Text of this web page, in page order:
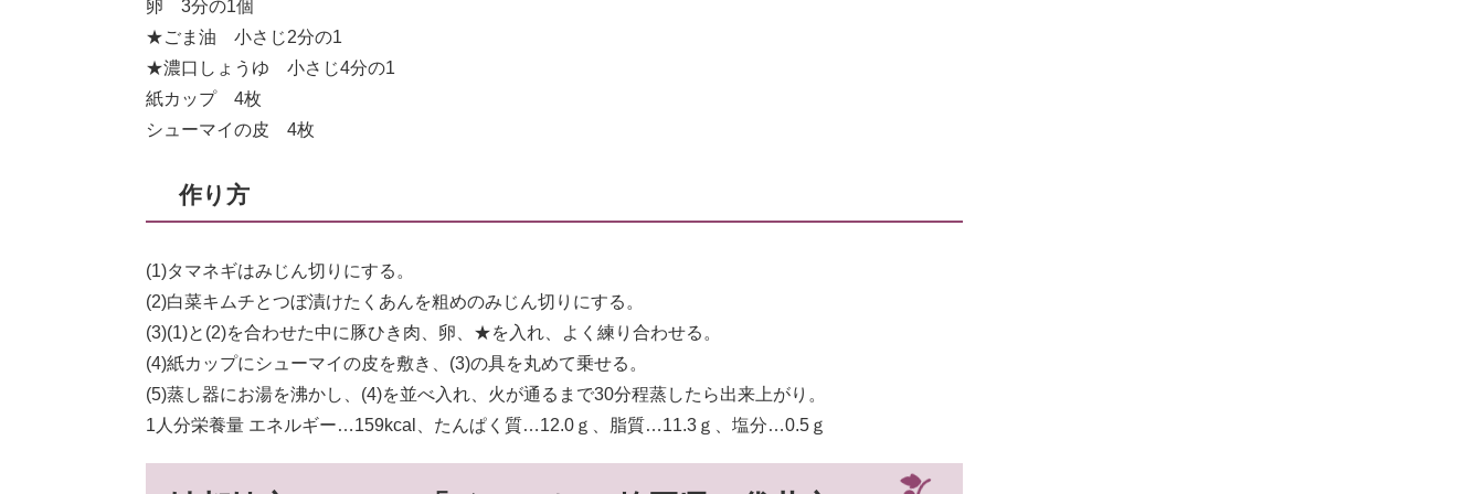
卵 3分の1個
★ごま油 小さじ2分の1
★濃口しょうゆ 小さじ4分の1
紙カップ 4枚
シューマイの皮 4枚
作り方
(1)タマネギはみじん切りにする。
(2)白菜キムチとつぼ漬けたくあんを粗めのみじん切りにする。
(3)(1)と(2)を合わせた中に豚ひき肉、卵、★を入れ、よく練り合わせる。
(4)紙カップにシューマイの皮を敷き、(3)の具を丸めて乗せる。
(5)蒸し器にお湯を沸かし、(4)を並べ入れ、火が通るまで30分程蒸したら出来上がり。
1人分栄養量 エネルギー…159kcal、たんぱく質…12.0ｇ、脂質…11.3ｇ、塩分…0.5ｇ